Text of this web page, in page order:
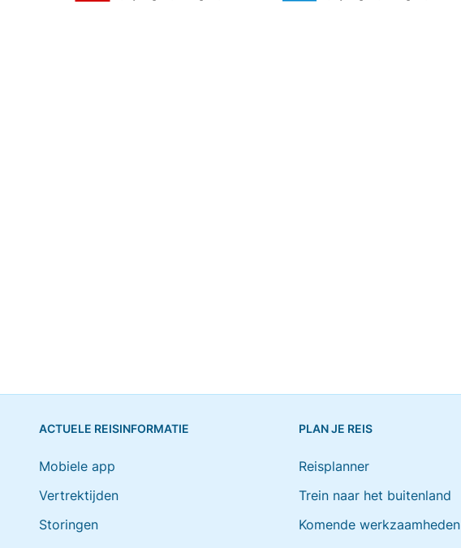
ACTUELE REISINFORMATIE
Mobiele app
Vertrektijden
Storingen
PLAN JE REIS
Reisplanner
Trein naar het buitenland
Komende werkzaamheden